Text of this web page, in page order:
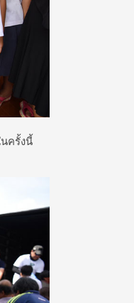
ครั้งนี้